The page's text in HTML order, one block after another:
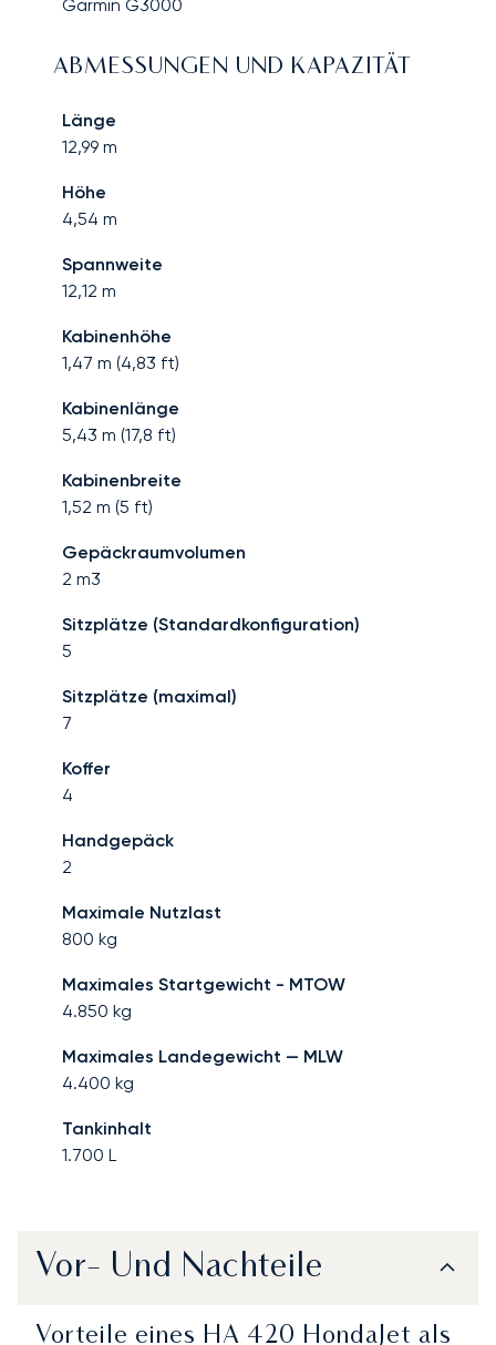
Garmin G3000
ABMESSUNGEN UND KAPAZITÄT
Länge
12,99 m
Höhe
4,54 m
Spannweite
12,12 m
Kabinenhöhe
1,47 m (4,83 ft)
Kabinenlänge
5,43 m (17,8 ft)
Kabinenbreite
1,52 m (5 ft)
Gepäckraumvolumen
2 m3
Sitzplätze (Standardkonfiguration)
5
Sitzplätze (maximal)
7
Koffer
4
Handgepäck
2
Maximale Nutzlast
800 kg
Maximales Startgewicht - MTOW
4.850 kg
Maximales Landegewicht — MLW
4.400 kg
Tankinhalt
1.700 L
Vor- Und Nachteile
Vorteile eines HA 420 HondaJet als